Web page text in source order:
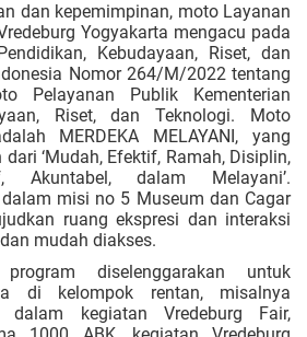
dan kepemimpinan, moto Layanan
Yogyakarta mengacu pada
Kebudayaan, Riset, dan
Nomor 264/M/2022 tentang
Pelayanan Publik Kementerian
Riset, dan Teknologi. Moto
MERDEKA MELAYANI, yang
‘Mudah, Efektif, Ramah, Disiplin,
Akuntabel, dalam Melayani’.
misi no 5 Museum dan Cagar
ruang ekspresi dan interaksi
mudah diakses.
diselenggarakan untuk
di kelompok rentan, misalnya
dalam kegiatan Vredeburg Fair,